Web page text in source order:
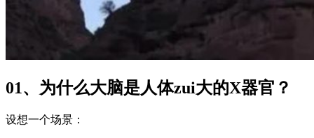
01、为什么大脑是人体zui大的X器官？
设想一个场景：